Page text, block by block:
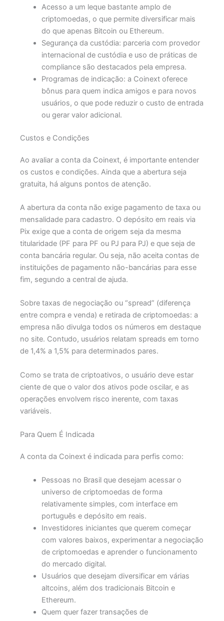
Acesso a um leque bastante amplo de
criptomoedas, o que permite diversificar mais
do que apenas Bitcoin ou Ethereum.
Segurança da custódia: parceria com provedor
internacional de custódia e uso de práticas de
compliance são destacados pela empresa.
Programas de indicação: a Coinext oferece
bônus para quem indica amigos e para novos
usuários, o que pode reduzir o custo de entrada
ou gerar valor adicional.
Custos e Condições
Ao avaliar a conta da Coinext, é importante entender
os custos e condições. Ainda que a abertura seja
gratuita, há alguns pontos de atenção.
A abertura da conta não exige pagamento de taxa ou
mensalidade para cadastro. O depósito em reais via
Pix exige que a conta de origem seja da mesma
titularidade (PF para PF ou PJ para PJ) e que seja de
conta bancária regular. Ou seja, não aceita contas de
instituições de pagamento não-bancárias para esse
fim, segundo a central de ajuda.
Sobre taxas de negociação ou “spread” (diferença
entre compra e venda) e retirada de criptomoedas: a
empresa não divulga todos os números em destaque
no site. Contudo, usuários relatam spreads em torno
de 1,4% a 1,5% para determinados pares.
Como se trata de criptoativos, o usuário deve estar
ciente de que o valor dos ativos pode oscilar, e as
operações envolvem risco inerente, com taxas
variáveis.
Para Quem É Indicada
A conta da Coinext é indicada para perfis como:
Pessoas no Brasil que desejam acessar o
universo de criptomoedas de forma
relativamente simples, com interface em
português e depósito em reais.
Investidores iniciantes que querem começar
com valores baixos, experimentar a negociação
de criptomoedas e aprender o funcionamento
do mercado digital.
Usuários que desejam diversificar em várias
altcoins, além dos tradicionais Bitcoin e
Ethereum.
Quem quer fazer transações de